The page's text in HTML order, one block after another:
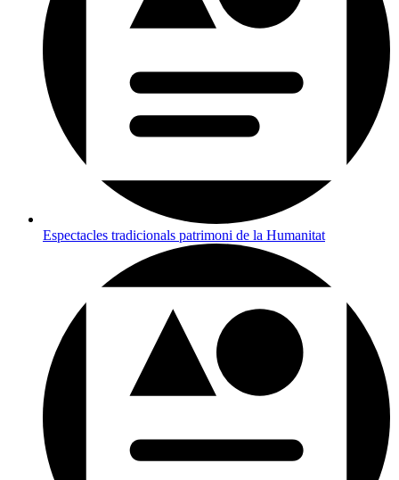
Espectacles tradicionals patrimoni de la Humanitat